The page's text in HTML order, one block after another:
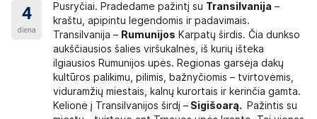
4
diena
Pusryčiai. Pradedame pažintį su Transilvanija –
kraštu, apipintu legendomis ir padavimais.
Transilvanija – Rumunijos Karpatų širdis. Čia dunkso
aukščiausios šalies viršukalnės, iš kurių išteka
ilgiausios Rumunijos upės. Regionas garsėja dakų
kultūros palikimu, pilimis, bažnyčiomis – tvirtovėmis,
viduramžių miestais, kalnų kurortais ir kerinčia gamta.
Kelionė į Transilvanijos širdį – Sigišoarą.
Pažintis su